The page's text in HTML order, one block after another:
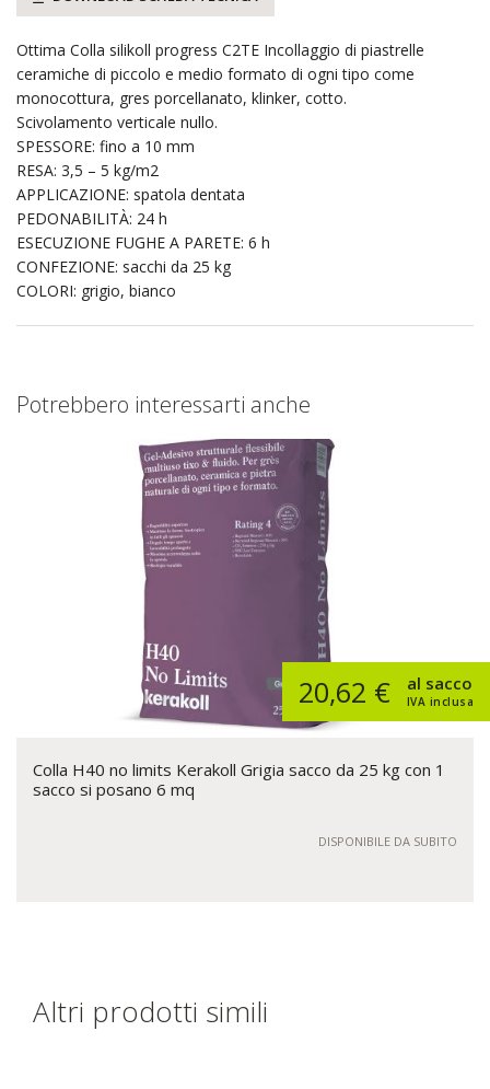
Ottima Colla silikoll progress C2TE Incollaggio di piastrelle
ceramiche di piccolo e medio formato di ogni tipo come
monocottura, gres porcellanato, klinker, cotto.
Scivolamento verticale nullo.
SPESSORE: fino a 10 mm
RESA: 3,5 – 5 kg/m2
APPLICAZIONE: spatola dentata
PEDONABILITÀ: 24 h
ESECUZIONE FUGHE A PARETE: 6 h
CONFEZIONE: sacchi da 25 kg
COLORI: grigio, bianco
Potrebbero interessarti anche
20,62 € IVA inclusa
al sacco
Colla H40 no limits Kerakoll Grigia sacco da 25 kg con 1
sacco si posano 6 mq
DISPONIBILE DA SUBITO
Altri prodotti simili